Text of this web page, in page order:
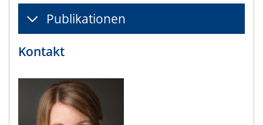
Publikationen
Kontakt​